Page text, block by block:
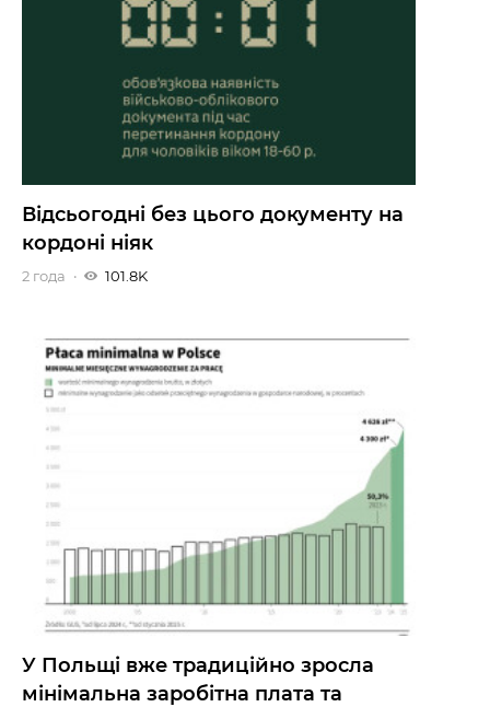
Відсьогодні без цього документу на
кордоні ніяк
2 года 101.8K
У Польщі вже традиційно зросла
мінімальна заробітна плата та